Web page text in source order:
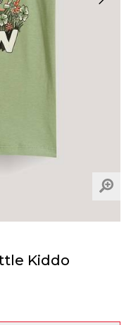
Kiddo